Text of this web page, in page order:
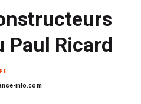
Paul Ricard
info.com